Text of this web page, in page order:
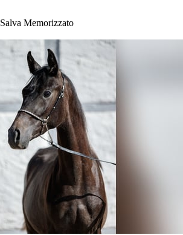
Salva Memorizzato